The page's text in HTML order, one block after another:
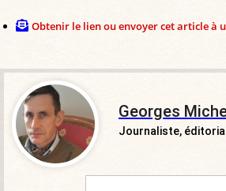
Obtenir le lien ou envoyer cet article à
Georges
Journaliste,